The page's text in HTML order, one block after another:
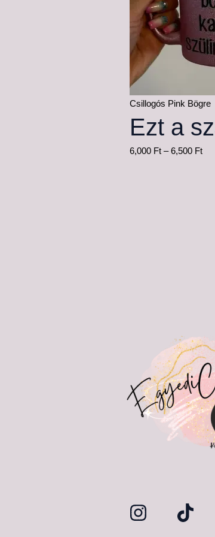
Csillogós Pink Bögre
Ezt a
6,000 Ft – 6,500 Ft